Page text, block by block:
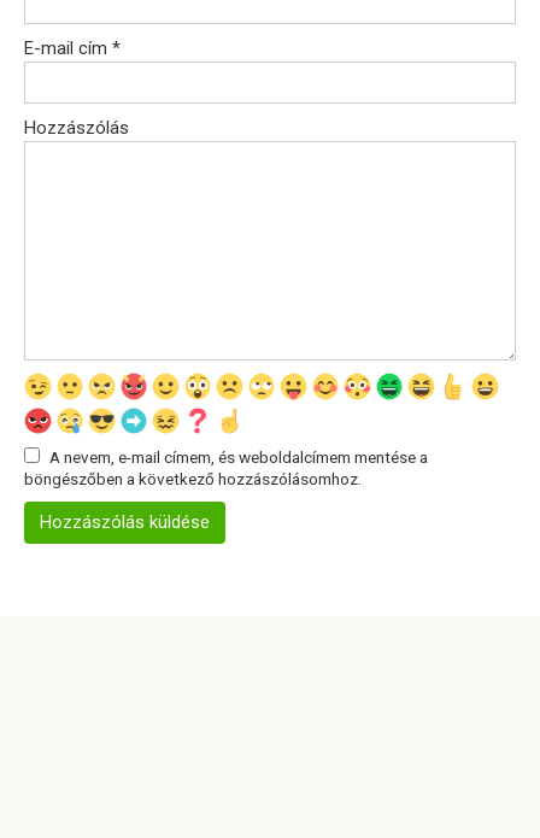
E-mail cím *
Hozzászólás
A nevem, e-mail címem, és weboldalcímem mentése a
böngészőben a következő hozzászólásomhoz.